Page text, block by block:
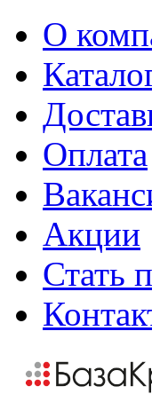
О
Оплата
Акции
Стать